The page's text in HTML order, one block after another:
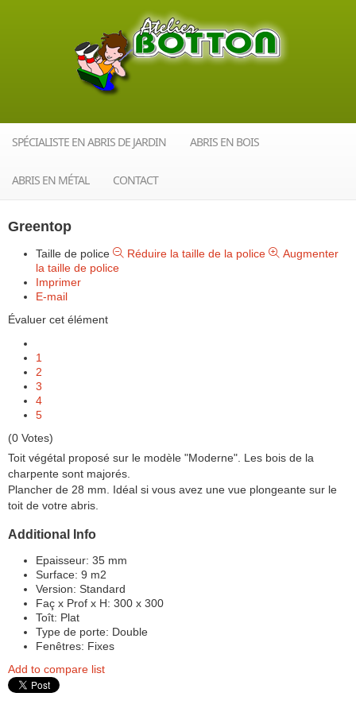
SPÉCIALISTE EN ABRIS DE JARDIN ABRIS EN BOIS
ABRIS EN MÉTAL CONTACT
Greentop
Taille de police Réduire la taille de la police
Augmenter
la taille de police
Imprimer
E-mail
Évaluer cet élément
1
2
3
4
5
(0 Votes)
Toit végétal proposé sur le modèle "Moderne". Les bois de la
charpente sont majorés.
Plancher de 28 mm. Idéal si vous avez une vue plongeante sur le
toit de votre abris.
Additional Info
Epaisseur: 35 mm
Surface: 9 m2
Version: Standard
Faç x Prof x H: 300 x 300
Toît: Plat
Type de porte: Double
Fenêtres: Fixes
Add to compare list